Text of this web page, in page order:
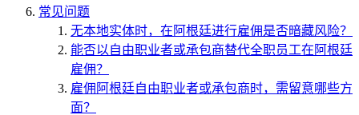
常见问题
无本地实体时，在阿根廷进行雇佣是否暗藏风险？
能否以自由职业者或承包商替代全职员工在阿根廷
雇佣？
雇佣阿根廷自由职业者或承包商时，需留意哪些方
面？